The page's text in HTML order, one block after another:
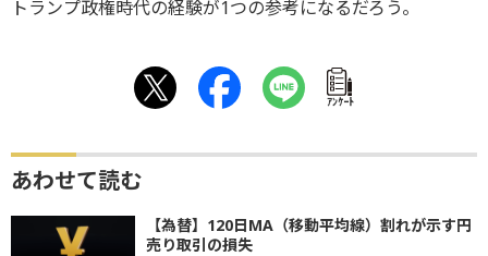
トランプ政権時代の経験が1つの参考になるだろう。
ｱﾝｹｰﾄ
あわせて読む
【為替】120日MA（移動平均線）割れが示す円
売り取引の損失